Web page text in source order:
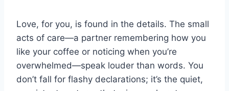
Love, for you, is found in the details. The small
acts of care—a partner remembering how you
like your coffee or noticing when you’re
overwhelmed—speak louder than words. You
don’t fall for flashy declarations; it’s the quiet,